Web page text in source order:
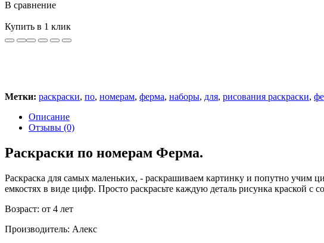
В сравнение
Купить в 1 клик
Метки: раскраски, по, номерам, ферма, наборы, для, рисования раскраски,
Описание
Отзывы (0)
Раскраски по номерам Ферма.
Раскраска для самых маленьких, - раскрашиваем картинку и попутно
емкостях в виде цифр. Просто раскрасьте каждую деталь рисунка краской с
Возраст: от 4 лет
Производитель: Алекс